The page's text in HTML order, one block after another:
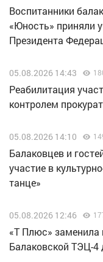
Воспитанники
«Юность» приняли
Президента
05.08.2026 14:43
Реабилитация
контролем
05.08.2026 14:10
Балаковцев и
участие в
танце»
05.08.2026 12:46
«Т Плюс» заменила
Балаковской ТЭЦ-4